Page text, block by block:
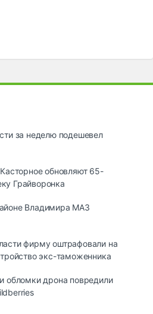
за неделю подешевел
обновляют 65-
Грайворонка
Владимира МАЗ
фирму оштрафовали на
экс-таможенника
обломки дрона повредили